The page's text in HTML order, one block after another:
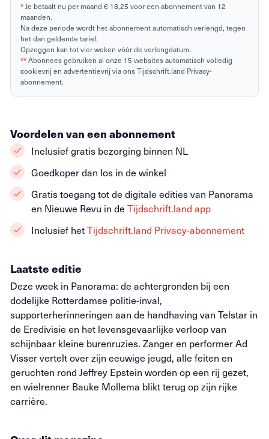
*Je betaalt nu per maand € 18,25 voor een abonnement van 12
maanden.
Na deze periode wordt het abonnement automatisch verlengd, tegen
het dan geldende tarief.
Opzeggen kan tot vier weken vóór de verlengdatum.
**Abonnees gebruiken al onze 15 websites automatisch volledig
cookievrij en advertentievrij via ons Tijdschrift.land Privacy-
abonnement.
Laatste editie
Deze week in Panorama: de achtergronden bij een
dodelijke Rotterdamse politie-inval,
supporterherinneringen aan de handhaving van Telstar in
de Eredivisie en het levensgevaarlijke verloop van
schijnbaar kleine burenruzies. Zanger en performer Ad
Visser vertelt over zijn eeuwige jeugd, alle feiten en
geruchten rond Jeffrey Epstein worden op een rij gezet,
en wielrenner Bauke Mollema blikt terug op zijn rijke
carrière.
Voordelen van een abonnement
Inclusief gratis bezorging binnen NL
Goedkoper dan los in de winkel
Gratis toegang tot de digitale edities van Panorama
en Nieuwe Revu in de Tijdschrift.land app
Inclusief hetTijdschrift.land Privacy-abonnement